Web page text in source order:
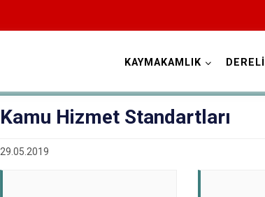
KAYMAKAMLIK DERELİ
Kamu Hizmet Standartları
29.05.2019